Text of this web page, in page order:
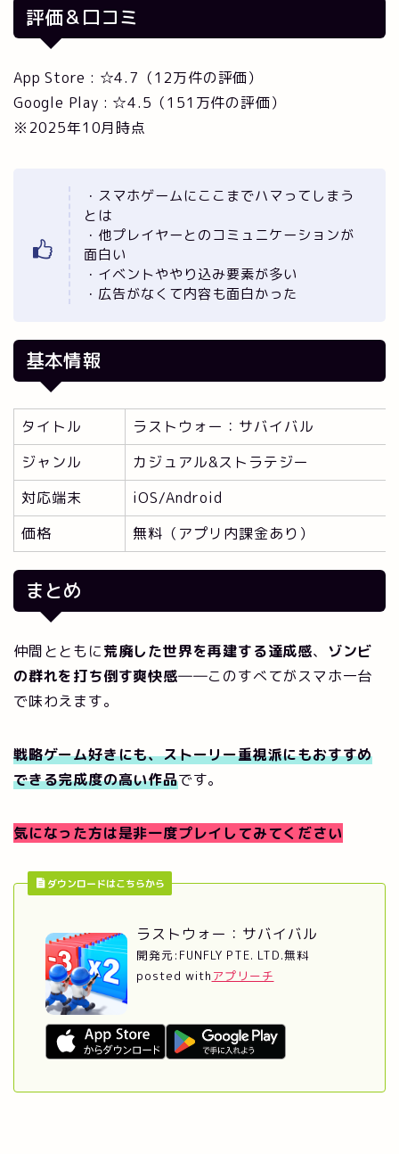
評価＆口コミ
App Store : ☆4.7（12万件の評価）
Google Play : ☆4.5（151万件の評価）
※2025年10月時点
・スマホゲームにここまでハマってしまう
とは
・他プレイヤーとのコミュニケーションが
面白い
・イベントややり込み要素が多い
・広告がなくて内容も面白かった
基本情報
タイトル
ラストウォー：サバイバル
ジャンル
カジュアル&ストラテジー
対応端末
iOS/Android
価格
無料（アプリ内課金あり）
まとめ
仲間とともに荒廃した世界を再建する達成感、 ゾンビ
の群れを打ち倒す爽快感――このすべてがスマホ一台
で味わえます。
戦略ゲーム好きにも、ストーリー重視派にもおすすめ
できる完成度の高い作品です。
気になった方は是非一度プレイしてみてください
ダウンロードはこちらから
ラストウォー：サバイバル
開発元: FUNFLY PTE. LTD.無料
posted with アプリーチ